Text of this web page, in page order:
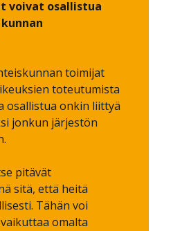
voivat osallistua
toimijat
toteutumista
osallistua onkin liittyä
jonkun järjestön
pitävät
sitä, että heitä
Tähän voi
omalta